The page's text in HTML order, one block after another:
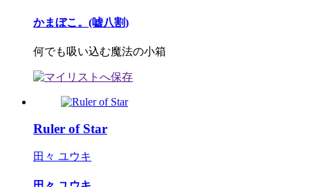
かまぼこ。(嘘八割)
何でも吸い込む魔法の小箱
Ruler of Star
田々 ユウキ